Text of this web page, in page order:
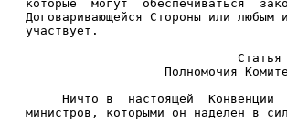
которые  могут  обеспечиваться
Договаривающейся Стороны или
участвует.
Статья
Полномочия
Ничто в  настоящей  Конвенции
министров, которыми он наделен в